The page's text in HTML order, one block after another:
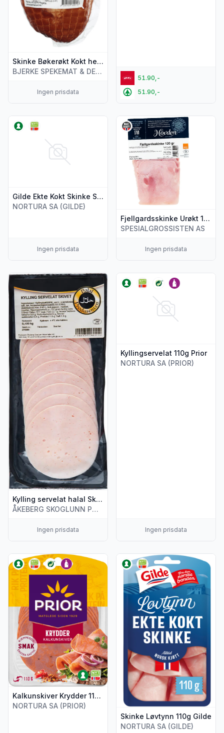
Skinke Bøkerøkt Kokt hel Ca1kg Bjerke
BJERKE SPEKEMAT & DELIKATESSE AS
Ingen prisdata
51.90,-
51.90,-
Gilde Ekte Kokt Skinke Skivet 160g
NORTURA SA (GILDE)
Ingen prisdata
Vis flere detaljer for produktet "Gilde Ekte Kokt Skinke
Fjellgardsskinke Urøkt 120g Hovden
SPESIALGROSSISTEN AS
Ingen prisdata
Vis flere detaljer for
Kylling servelat halal Skivet, 100 g
ÅKEBERG SKOGLUNN PØLSEMAKERI AS
Ingen prisdata
Vis flere detaljer for produktet "Kylling servelat halal Skivet,
Kyllingservelat 110g Prior
NORTURA SA (PRIOR)
Ingen prisdata
Vis flere detaljer for
Kalkunskiver Krydder 110g Prior
NORTURA SA (PRIOR)
Vis flere detaljer for produktet "Kalkunskiver Krydder 110g
Skinke Løvtynn 110g Gilde
NORTURA SA (GILDE)
Vis flere detaljer for